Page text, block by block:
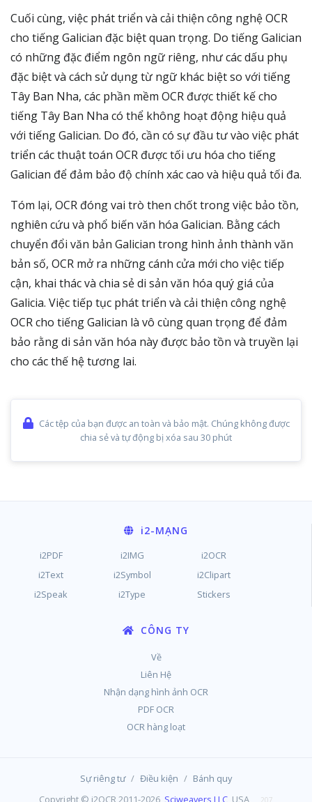
Cuối cùng, việc phát triển và cải thiện công nghệ OCR
cho tiếng Galician đặc biệt quan trọng. Do tiếng Galician
có những đặc điểm ngôn ngữ riêng, như các dấu phụ
đặc biệt và cách sử dụng từ ngữ khác biệt so với tiếng
Tây Ban Nha, các phần mềm OCR được thiết kế cho
tiếng Tây Ban Nha có thể không hoạt động hiệu quả
với tiếng Galician. Do đó, cần có sự đầu tư vào việc phát
triển các thuật toán OCR được tối ưu hóa cho tiếng
Galician để đảm bảo độ chính xác cao và hiệu quả tối đa.
Tóm lại, OCR đóng vai trò then chốt trong việc bảo tồn,
nghiên cứu và phổ biến văn hóa Galician. Bằng cách
chuyển đổi văn bản Galician trong hình ảnh thành văn
bản số, OCR mở ra những cánh cửa mới cho việc tiếp
cận, khai thác và chia sẻ di sản văn hóa quý giá của
Galicia. Việc tiếp tục phát triển và cải thiện công nghệ
OCR cho tiếng Galician là vô cùng quan trọng để đảm
bảo rằng di sản văn hóa này được bảo tồn và truyền lại
cho các thế hệ tương lai.
Các tệp của bạn được an toàn và bảo mật. Chúng không được
chia sẻ và tự động bị xóa sau 30 phút
i2-MẠNG
i2PDF i2IMG
i2OCR
i2Text
i2Symbol
i2Clipart
i2Speak
i2Type Stickers
CÔNG TY
Về
Liên Hệ
Nhận dạng hình ảnh OCR
PDF OCR
OCR hàng loạt
Sự riêng tư / Điều kiện / Bánh quy
Copyright © i2OCR 2011-2026, Sciweavers LLC , USA 207